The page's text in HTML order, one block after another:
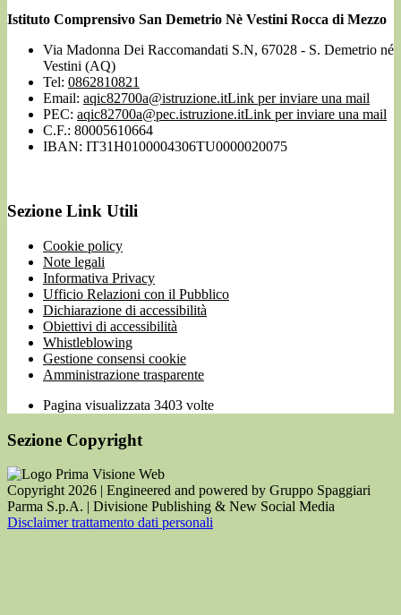
Istituto Comprensivo San Demetrio Nè Vestini Rocca di Mezzo
Via Madonna Dei Raccomandati S.N, 67028 - S. Demetrio né
Vestini (AQ)
Tel: 0862810821
Email: aqic82700a@istruzione.itLink per inviare una mail
PEC: aqic82700a@pec.istruzione.itLink per inviare una mail
C.F.: 80005610664
IBAN: IT31H0100004306TU0000020075
Sezione Link Utili
Cookie policy
Note legali
Informativa Privacy
Ufficio Relazioni con il Pubblico
Dichiarazione di accessibilità
Obiettivi di accessibilità
Whistleblowing
Gestione consensi cookie
Amministrazione trasparente
Pagina visualizzata 3403 volte
Sezione Copyright
Copyright 2026 | Engineered and powered by Gruppo Spaggiari
Parma S.p.A. | Divisione Publishing & New Social Media
Disclaimer trattamento dati personali